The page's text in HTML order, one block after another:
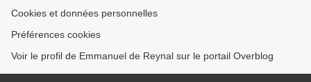
Cookies et données personnelles
Préférences cookies
Voir le profil de Emmanuel de Reynal sur le portail Overblog